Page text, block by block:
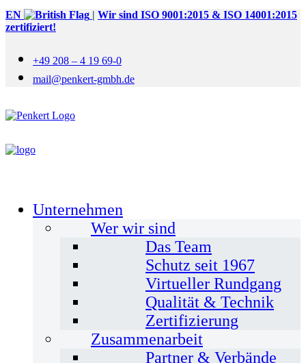
EN | Wir sind ISO 9001:2015 & ISO 14001:2015
zertifiziert!
+49 208 – 4 19 69-0
mail@penkert-gmbh.de
Unternehmen
Wer wir sind
Das Team
Schutz seit 1967
Virtueller Rundgang
Qualität & Technik
Zertifizierung
Zusammenarbeit
Partner & Verbände